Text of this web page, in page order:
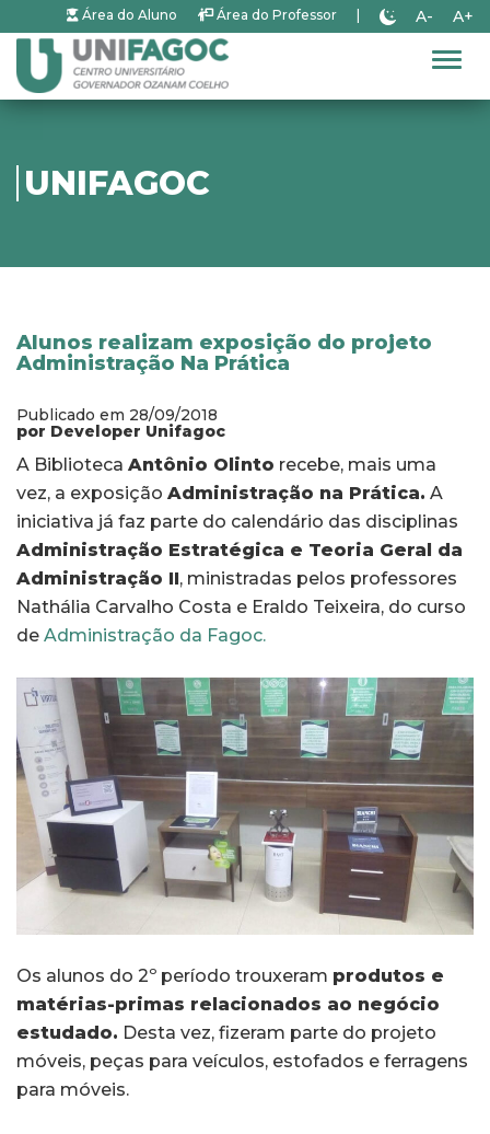
Área do Aluno Área do Professor A- A+
UNIFAGOC
Alunos realizam exposição do projeto
Administração Na Prática
Publicado em 28/09/2018
por Developer Unifagoc
A Biblioteca Antônio Olinto recebe, mais uma
vez, a exposição Administração na Prática. A
iniciativa já faz parte do calendário das disciplinas
Administração Estratégica e Teoria Geral da
Administração II, ministradas pelos professores
Nathália Carvalho Costa e Eraldo Teixeira, do curso
de Administração da Fagoc.
Os alunos do 2º período trouxeram produtos e
matérias-primas relacionados ao negócio
estudado. Desta vez, fizeram parte do projeto
móveis, peças para veículos, estofados e ferragens
para móveis.